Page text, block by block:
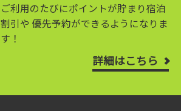
ご利用のたびにポイントが貯まり宿泊
割引や 優先予約ができるようになりま
す！
詳細はこちら